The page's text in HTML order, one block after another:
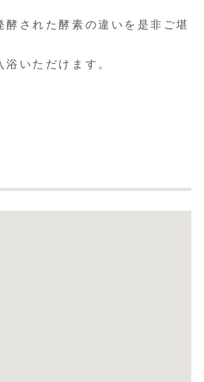
酵された酵素の違いを是非ご堪
いただけます。